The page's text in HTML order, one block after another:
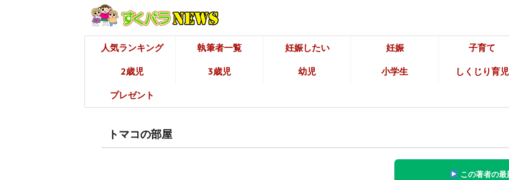
人気ランキング 執筆者一覧 妊娠したい 妊娠 子育て
2歳児 3歳児 幼児 小学生 しくじり育児
プレゼント
トマコの部屋
この著者の